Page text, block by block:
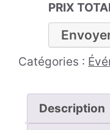
PRIX
Catégories :
Description